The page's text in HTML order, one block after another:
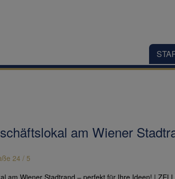
am Wiener
24 / 5